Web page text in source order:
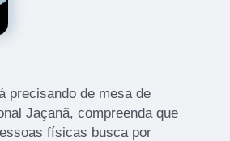
precisando de mesa de
Jaçanã, compreenda que
físicas busca por